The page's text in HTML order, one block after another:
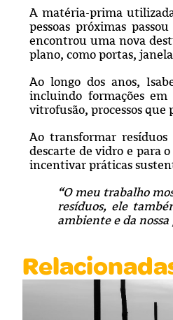
A matéria-prima
pessoas próximas
encontrou uma nova
plano, como portas,
Ao longo dos anos,
incluindo formações
vitrofusão, processos
Ao transformar
descarte de vidro e para
incentivar práticas
“O meu trabalho
resíduos, ele
ambiente e da